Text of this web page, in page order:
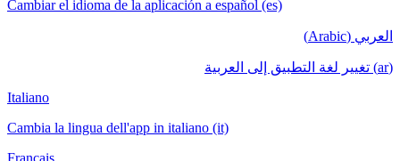
Cambiar el idioma de la aplicación a español (es)
العربي (Arabic)
(ar) تغيير لغة التطبيق إلى العربية
Italiano
Cambia la lingua dell'app in italiano (it)
Français